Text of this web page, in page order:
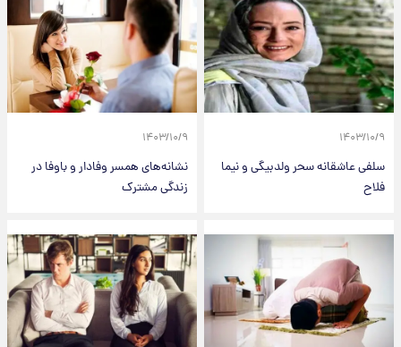
۱۴۰۳/۱۰/۹
سلفی عاشقانه سحر ولدبیگی و نیما
فلاح
۱۴۰۳/۱۰/۹
نشانه‌های همسر وفادار و باوفا در
زندگی مشترک